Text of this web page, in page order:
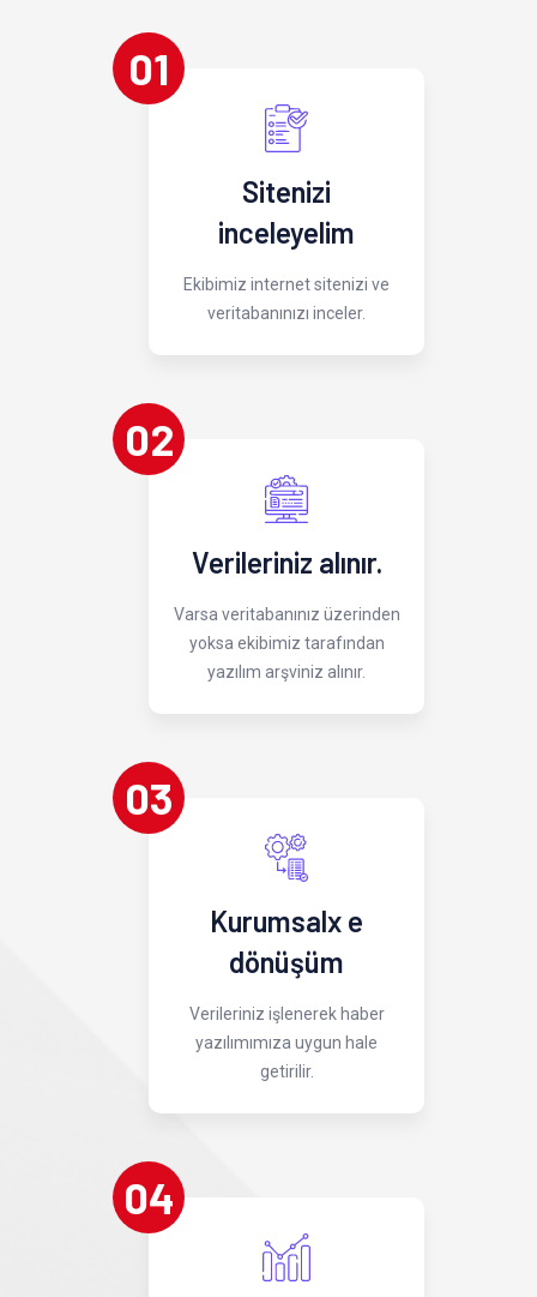
01
Sitenizi
inceleyelim
Ekibimiz internet sitenizi ve
veritabanınızı inceler.
02
Verileriniz alınır.
Varsa veritabanınız üzerinden
yoksa ekibimiz tarafından
yazılım arşviniz alınır.
03
Kurumsalx e
dönüşüm
Verileriniz işlenerek haber
yazılımımıza uygun hale
getirilir.
04